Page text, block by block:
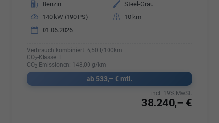
Kraftstoff
Benzin Außenfarbe
Steel-Grau
Leistung
140 kW (190 PS) Kilometerstand
10 km
01.06.2026
Verbrauch kombiniert: 6,50 l/100km
CO2-Klasse: E
CO2-Emissionen: 148,00 g/km
ab 533,– € mtl.
38.240,– €
incl. 19% MwSt.